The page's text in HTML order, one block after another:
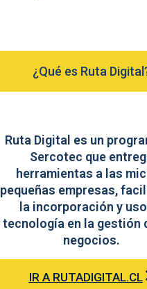
¿Qué es Ruta
Ruta Digital es un
Sercotec que
herramientas a las
pequeñas empresas,
la incorporación y
tecnología en la gestión
negocios.
IR A RUTADIGITAL.CL